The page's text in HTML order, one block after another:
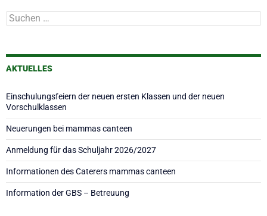
Suchen
nach:
AKTUELLES
Einschulungsfeiern der neuen ersten Klassen und der neuen
Vorschulklassen
Neuerungen bei mammas canteen
Anmeldung für das Schuljahr 2026/2027
Informationen des Caterers mammas canteen
Information der GBS – Betreuung